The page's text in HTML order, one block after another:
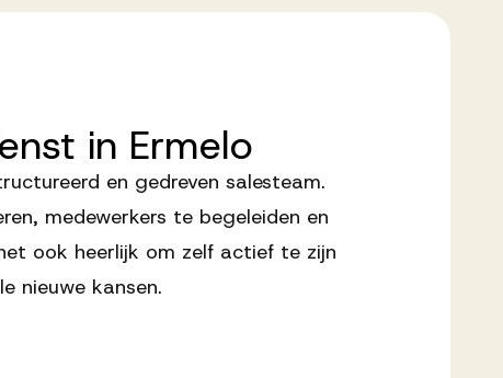
in Ermelo
en gedreven salesteam.
medewerkers te begeleiden en
ook heerlijk om zelf actief te zijn
nieuwe kansen.